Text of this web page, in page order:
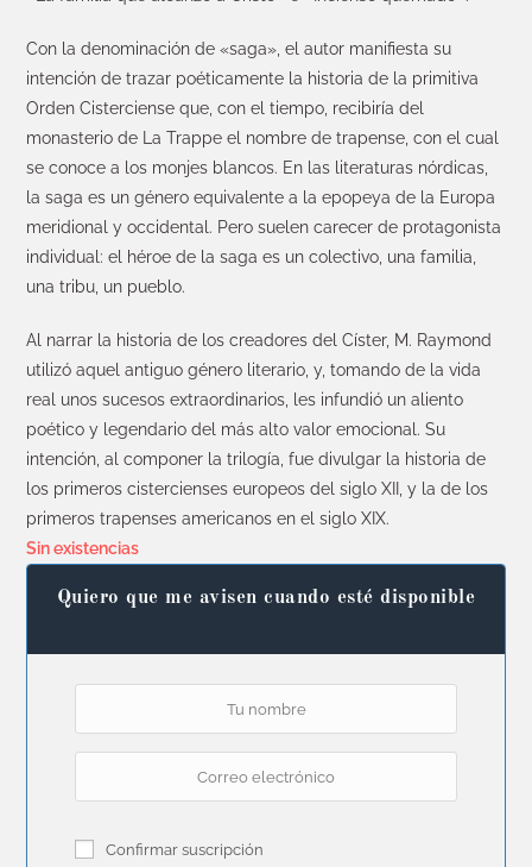
Con la denominación de «saga», el autor manifiesta su
intención de trazar poéticamente la historia de la primitiva
Orden Cisterciense que, con el tiempo, recibiría del
monasterio de La Trappe el nombre de trapense, con el cual
se conoce a los monjes blancos. En las literaturas nórdicas,
la saga es un género equivalente a la epopeya de la Europa
meridional y occidental. Pero suelen carecer de protagonista
individual: el héroe de la saga es un colectivo, una familia,
una tribu, un pueblo.
Al narrar la historia de los creadores del Císter, M. Raymond
utilizó aquel antiguo género literario, y, tomando de la vida
real unos sucesos extraordinarios, les infundió un aliento
poético y legendario del más alto valor emocional. Su
intención, al componer la trilogía, fue divulgar la historia de
los primeros cistercienses europeos del siglo XII, y la de los
primeros trapenses americanos en el siglo XIX.
Sin existencias
Quiero que me avisen cuando esté disponible
Confirmar suscripción